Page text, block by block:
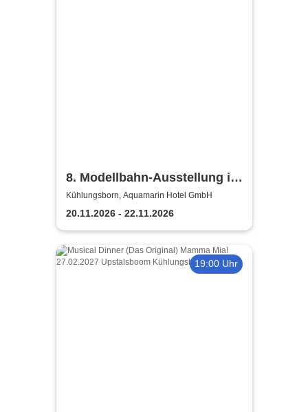
8. Modellbahn-Ausstellung im
Aquamarin Hotel
Kühlungsborn, Aquamarin Hotel GmbH
20.11.2026 - 22.11.2026
19:00 Uhr